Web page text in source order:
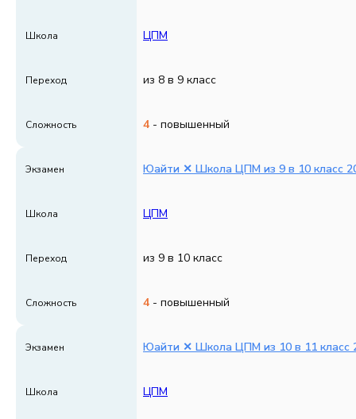
Школа ЦПМ
Переход из 8 в 9 класс
Сложность 4 - повышенный
Экзамен Юайти ✕ Школа ЦПМ из 9 в 10 класс
Школа ЦПМ
Переход из 9 в 10 класс
Сложность 4 - повышенный
Экзамен Юайти ✕ Школа ЦПМ из 10 в 11 класс
Школа ЦПМ